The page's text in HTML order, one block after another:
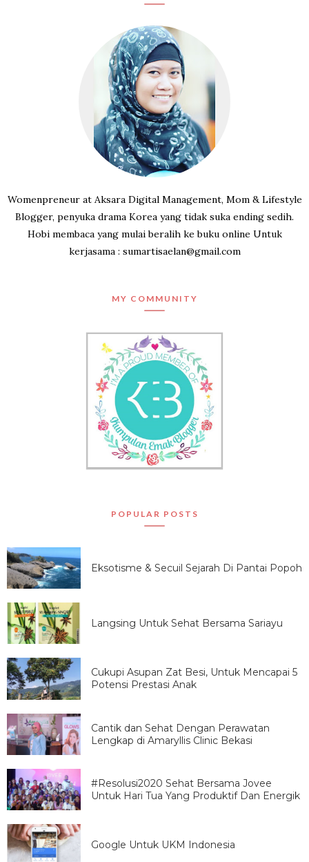
Womenpreneur at Aksara Digital Management, Mom & Lifestyle
Blogger, penyuka drama Korea yang tidak suka ending sedih.
Hobi membaca yang mulai beralih ke buku online Untuk
kerjasama : sumartisaelan@gmail.com
MY COMMUNITY
POPULAR POSTS
Eksotisme & Secuil Sejarah Di Pantai Popoh
Langsing Untuk Sehat Bersama Sariayu
Cukupi Asupan Zat Besi, Untuk Mencapai 5
Potensi Prestasi Anak
Cantik dan Sehat Dengan Perawatan
Lengkap di Amaryllis Clinic Bekasi
#Resolusi2020 Sehat Bersama Jovee
Untuk Hari Tua Yang Produktif Dan Energik
Google Untuk UKM Indonesia